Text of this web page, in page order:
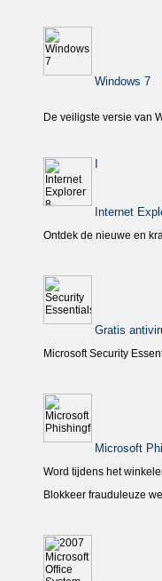
Windows 7
De veiligste versie van
I
Internet
Ontdek de nieuwe en
Gratis
Microsoft Security
Microsoft
Word tijdens het
Blokkeer frauduleuze